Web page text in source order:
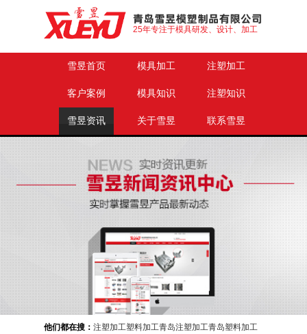
25年专注于模具研发、设计、加工
雪昱首页 模具加工 注塑加工
客户案例 模具知识 注塑知识
雪昱资讯 关于雪昱 联系雪昱
他们都在搜： 注塑加工塑料加工青岛注塑加工青岛塑料加工